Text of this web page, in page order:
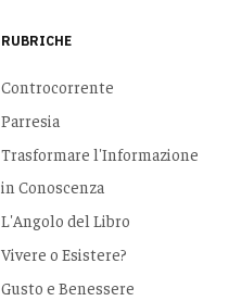
RUBRICHE
Controcorrente
Parresia
Trasformare l'Informazione
in Conoscenza
L'Angolo del Libro
Vivere o Esistere?
Gusto e Benessere